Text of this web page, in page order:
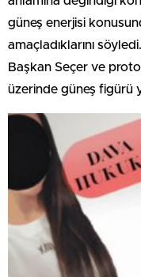
güneş enerjisi
amaçladıklarını söyledi.
Başkan Seçer ve
üzerinde güneş figürü